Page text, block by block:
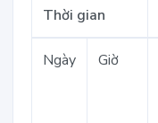
Thời gian
Ngày Giờ